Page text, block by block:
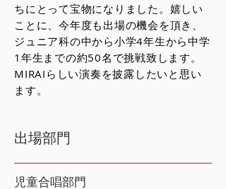
ちにとって宝物になりました。嬉しい
ことに、今年度も出場の機会を頂き、
ジュニア科の中から小学4年生から中学
1年生までの約50名で挑戦致します。
MIRAIらしい演奏を披露したいと思い
ます。
出場部門
児童合唱部門